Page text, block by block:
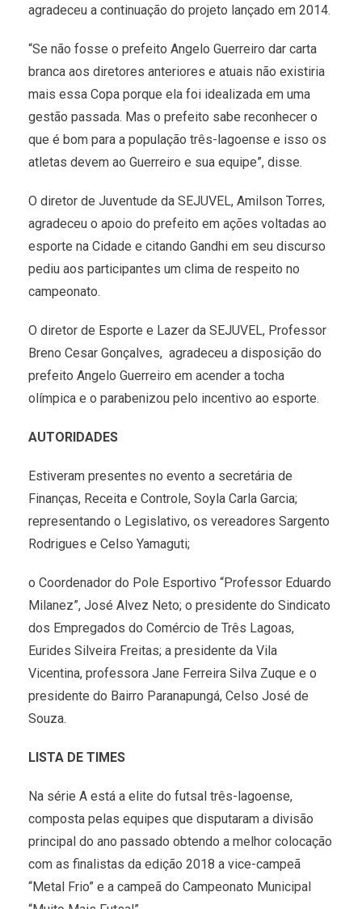
agradeceu a continuação do projeto lançado em 2014.
“Se não fosse o prefeito Angelo Guerreiro dar carta
branca aos diretores anteriores e atuais não existiria
mais essa Copa porque ela foi idealizada em uma
gestão passada. Mas o prefeito sabe reconhecer o
que é bom para a população três-lagoense e isso os
atletas devem ao Guerreiro e sua equipe”, disse.
O diretor de Juventude da SEJUVEL, Amilson Torres,
agradeceu o apoio do prefeito em ações voltadas ao
esporte na Cidade e citando Gandhi em seu discurso
pediu aos participantes um clima de respeito no
campeonato.
O diretor de Esporte e Lazer da SEJUVEL, Professor
Breno Cesar Gonçalves, agradeceu a disposição do
prefeito Angelo Guerreiro em acender a tocha
olímpica e o parabenizou pelo incentivo ao esporte.
AUTORIDADES
Estiveram presentes no evento a secretária de
Finanças, Receita e Controle, Soyla Carla Garcia;
representando o Legislativo, os vereadores Sargento
Rodrigues e Celso Yamaguti;
o Coordenador do Pole Esportivo “Professor Eduardo
Milanez”, José Alvez Neto; o presidente do Sindicato
dos Empregados do Comércio de Três Lagoas,
Eurides Silveira Freitas; a presidente da Vila
Vicentina, professora Jane Ferreira Silva Zuque e o
presidente do Bairro Paranapungá, Celso José de
Souza.
LISTA DE TIMES
Na série A está a elite do futsal três-lagoense,
composta pelas equipes que disputaram a divisão
principal do ano passado obtendo a melhor colocação
com as finalistas da edição 2018 a vice-campeã
“Metal Frio” e a campeã do Campeonato Municipal